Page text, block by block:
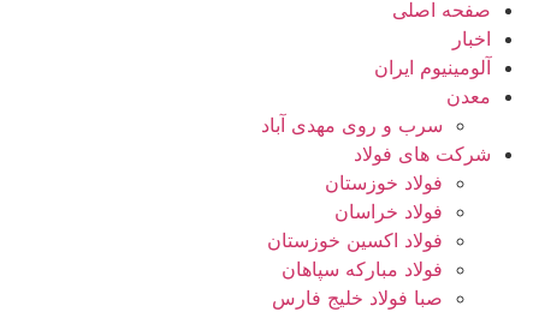
صفحه اصلی
اخبار
آلومینیوم ایران
معدن
سرب و روی مهدی آباد
شرکت های فولاد
فولاد خوزستان
فولاد خراسان
فولاد اکسین خوزستان
فولاد مبارکه سپاهان
صبا فولاد خلیج فارس